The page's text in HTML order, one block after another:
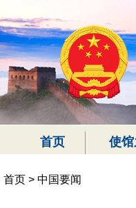
首页 使
首页 > 中国要闻